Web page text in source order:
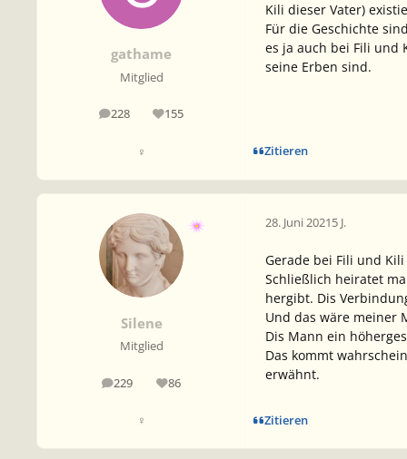
gathame
Mitglied
228
Beiträge 155
Reputation
♀
Kili dieser Vater)
Für die Geschichte
es ja auch bei Fili und
seine Erben sind.
Zitieren
Silene
Mitglied
229
Beiträge 86
Reputation
♀
28. Juni 20215 J.
Gerade bei Fili und
Schließlich heiratet
hergibt. Dis
Und das wäre meiner
Dis Mann ein
Das kommt
erwähnt.
Zitieren